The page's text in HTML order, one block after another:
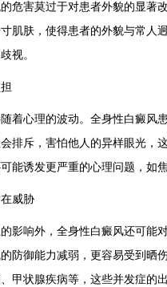
害莫过于对患者外貌的显著
肌肤，使得患者的外貌与常人
视。
心理的波动。全身性白癜风
排斥，害怕他人的异样眼光，
能诱发更严重的心理问题，如
威胁
响外，全身性白癜风还可能
防御能力减弱，更容易受到晒
甲状腺疾病等，这些并发症的